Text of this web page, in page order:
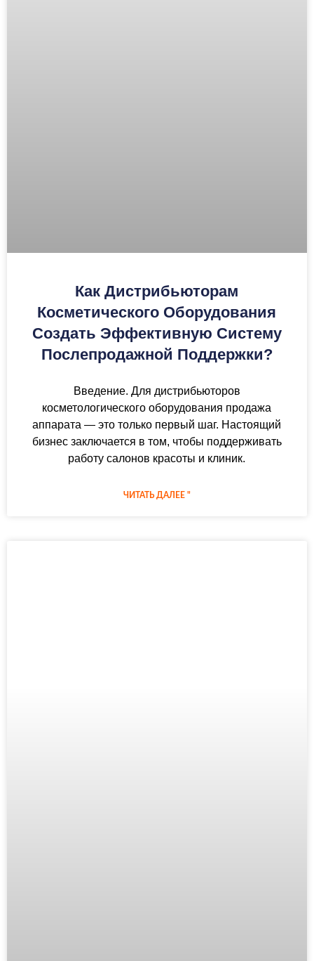
Как Дистрибьюторам
Косметического Оборудования
Создать Эффективную Систему
Послепродажной Поддержки?
Введение. Для дистрибьюторов
косметологического оборудования продажа
аппарата — это только первый шаг. Настоящий
бизнес заключается в том, чтобы поддерживать
работу салонов красоты и клиник.
ЧИТАТЬ ДАЛЕЕ "